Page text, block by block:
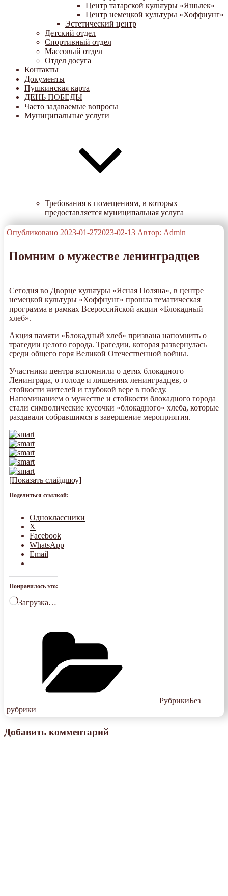
Центр татарской культуры «Яшьлек»
Центр немецкой культуры «Хоффнунг»
Эстетический центр
Детский отдел
Спортивный отдел
Массовый отдел
Отдел досуга
Контакты
Документы
Пушкинская карта
ДЕНЬ ПОБЕДЫ
Часто задаваемые вопросы
Муниципальные услуги
Требования к помещениям, в которых
предоставляется муниципальная услуга
Опубликовано 2023-01-272023-02-13 Автор: Admin
Помним о мужестве ленинградцев
Сегодня во Дворце культуры «Ясная Поляна», в центре
немецкой культуры «Хоффнунг» прошла тематическая
программа в рамках Всероссийской акции «Блокадный
хлеб».
Акция памяти «Блокадный хлеб» призвана напомнить о
трагедии целого города. Трагедии, которая развернулась
среди общего горя Великой Отечественной войны.
Участники центра вспомнили о детях блокадного
Ленинграда, о голоде и лишениях ленинградцев, о
стойкости жителей и глубокой вере в победу.
Напоминанием о мужестве и стойкости блокадного города
стали символические кусочки «блокадного» хлеба, которые
раздавали собравшимся в завершение мероприятия.
[Показать слайдшоу]
Поделиться ссылкой:
Одноклассники
X
Facebook
WhatsApp
Email
Понравилось это:
Загрузка…
РубрикиБез
рубрики
Добавить комментарий